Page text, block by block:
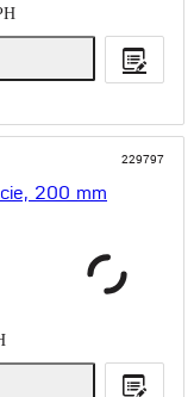
229797
200 mm